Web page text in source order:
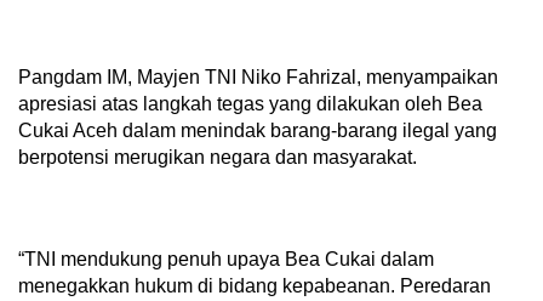
Pangdam IM, Mayjen TNI Niko Fahrizal, menyampaikan
apresiasi atas langkah tegas yang dilakukan oleh Bea
Cukai Aceh dalam menindak barang-barang ilegal yang
berpotensi merugikan negara dan masyarakat.
“TNI mendukung penuh upaya Bea Cukai dalam
menegakkan hukum di bidang kepabeanan. Peredaran